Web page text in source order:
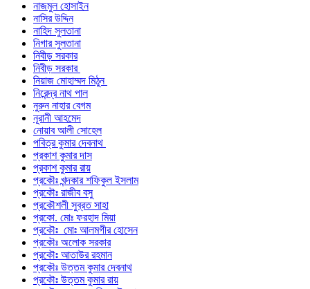
নাজমুল হোসাইন
নাসির উদ্দিন
নাহিদ সুলতানা
নিগার সুলতানা
নিবীড় সরকার
নিবীড় সরকার
নিয়াজ মোহাম্মদ মিঠুন
নিরেন্দ্র নাথ পাল
নুরুন নাহার বেগম
নূরানী আহমেদ
নোয়াব আলী সোহেল
পবিত্র কুমার দেবনাথ
প্রকাশ কুমার দাস
প্রকাশ কুমার রায়
প্রকৌঃ খন্দকার শফিকুল ইসলাম
প্রকৌঃ রাজীব বসু
প্রকৌশলী সুব্রত সাহা
প্রকো. মোঃ ফরহাদ মিয়া
প্রকৌঃ মোঃ আলমগীর হোসেন
প্রকৌঃ অলোক সরকার
প্রকৌঃ আতাউর রহমান
প্রকৌঃ উত্তম কুমার দেবনাথ
প্রকৌঃ উত্তম কুমার রায়